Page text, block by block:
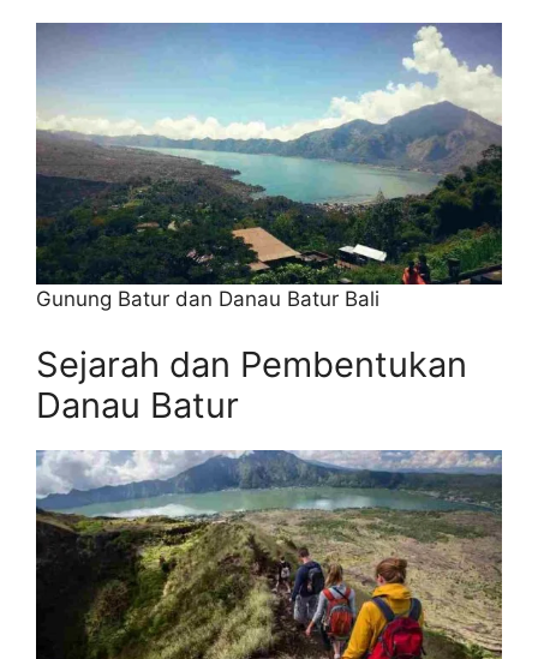
Gunung Batur dan Danau Batur Bali
Sejarah dan Pembentukan
Danau Batur